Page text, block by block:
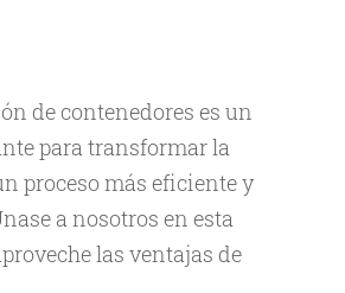
de contenedores es un
para transformar la
proceso más eficiente y
a nosotros en esta
las ventajas de